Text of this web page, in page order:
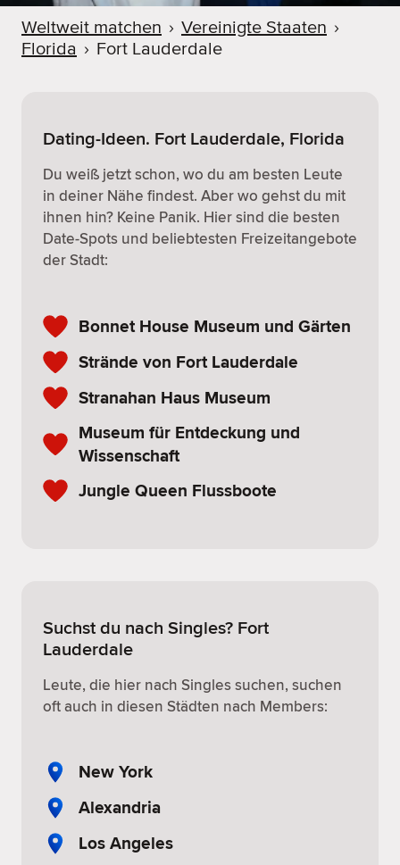
Weltweit matchen › Vereinigte Staaten ›
Florida › Fort Lauderdale
Dating-Ideen. Fort Lauderdale, Florida
Du weiß jetzt schon, wo du am besten Leute
in deiner Nähe findest. Aber wo gehst du mit
ihnen hin? Keine Panik. Hier sind die besten
Date-Spots und beliebtesten Freizeitangebote
der Stadt:
Bonnet House Museum und Gärten
Strände von Fort Lauderdale
Stranahan Haus Museum
Museum für Entdeckung und
Wissenschaft
Jungle Queen Flussboote
Suchst du nach Singles? Fort
Lauderdale
Leute, die hier nach Singles suchen, suchen
oft auch in diesen Städten nach Members:
New York
Alexandria
Los Angeles